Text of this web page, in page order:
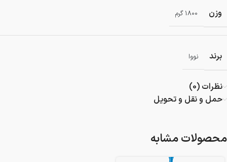
وزن
1800 گرم
برند نووا
نظرات (0)
حمل و نقل و تحویل
محصولات مشابه